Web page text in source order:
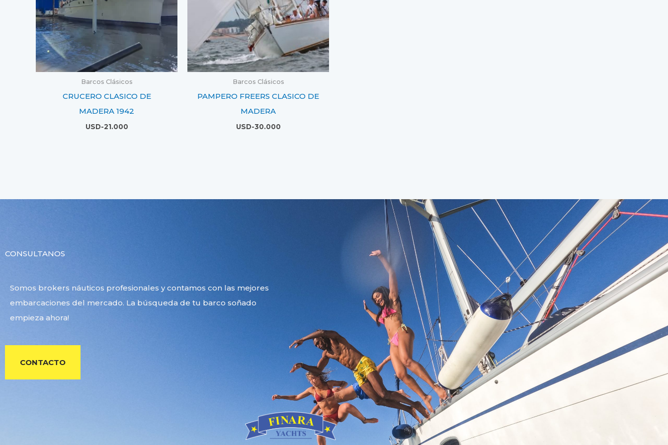
Barcos Clásicos
CRUCERO CLASICO DE
MADERA 1942
USD-21.000
Barcos Clásicos
PAMPERO FREERS CLASICO DE
MADERA
USD-30.000
CONSULTANOS
Somos brokers náuticos profesionales y contamos con las mejores
embarcaciones del mercado. La búsqueda de tu barco soñado
empieza ahora!
CONTACTO